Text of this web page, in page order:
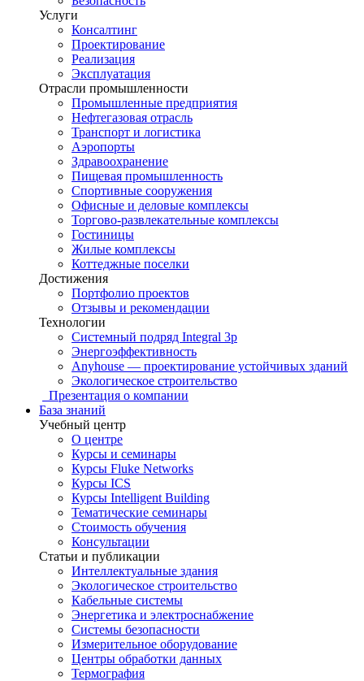
Услуги
Консалтинг
Проектирование
Реализация
Эксплуатация
Отрасли промышленности
Промышленные предприятия
Нефтегазовая отрасль
Транспорт и логистика
Аэропорты
Здравоохранение
Пищевая промышленность
Спортивные сооружения
Офисные и деловые комплексы
Торгово-развлекательные комплексы
Гостиницы
Жилые комплексы
Коттеджные поселки
Достижения
Портфолио проектов
Отзывы и рекомендации
Технологии
Системный подряд Integral 3p
Энергоэффективность
Anyhouse — проектирование устойчивых зданий
Экологическое строительство
Презентация о компании
База знаний
Учебный центр
О центре
Курсы и семинары
Курсы Fluke Networks
Курсы ICS
Курсы Intelligent Building
Тематические семинары
Стоимость обучения
Консультации
Статьи и публикации
Интеллектуальные здания
Экологическое строительство
Кабельные системы
Энергетика и электроснабжение
Системы безопасности
Измерительное оборудование
Центры обработки данных
Термография